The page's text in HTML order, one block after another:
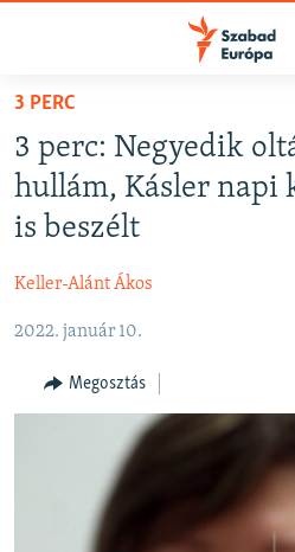
Akadálymentes
Ugrás
fő
oldalra
Ugrás
tartalomjegyzékre
AKTUÁLIS
PODCASTOK
ELEMZŐ
NER15
SZABADON
TÁRSADALOM
DEMOKRÁCIA
A PÉNZ NYOMÁBAN
3 PERC
3 perc: Negyedik
hullám, Kásler napi
is beszélt
Keller-Alánt Ákos
2022. január 10.
Megosztás